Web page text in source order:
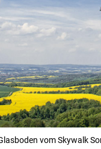
vom Skywalk